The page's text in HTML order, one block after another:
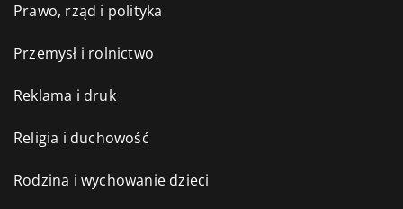
Prawo, rząd i polityka
Przemysł i rolnictwo
Reklama i druk
Religia i duchowość
Rodzina i wychowanie dzieci